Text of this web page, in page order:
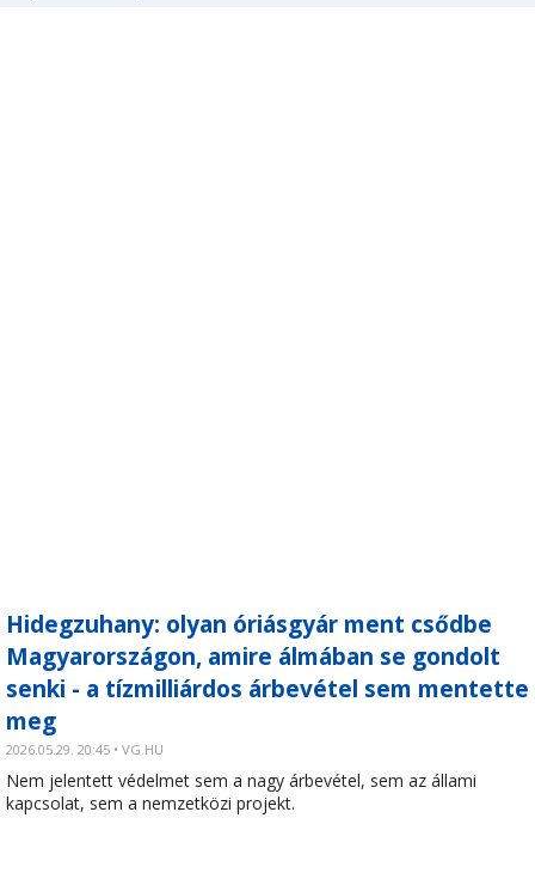
Hidegzuhany: olyan óriásgyár ment csődbe
Magyarországon, amire álmában se gondolt
senki - a tízmilliárdos árbevétel sem mentette
meg
2026.05.29. 20:45 • VG.HU
Nem jelentett védelmet sem a nagy árbevétel, sem az állami
kapcsolat, sem a nemzetközi projekt.